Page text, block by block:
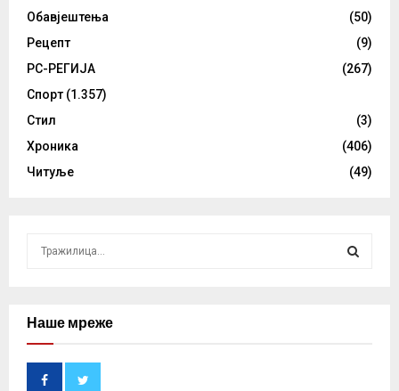
Обавјештења
(50)
Рецепт
(9)
РС-РЕГИЈА
(267)
Спорт (1.357)
Стил
(3)
Хроника
(406)
Читуље
(49)
cНаше мреже